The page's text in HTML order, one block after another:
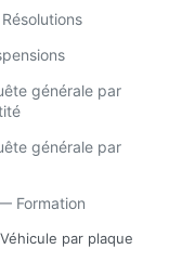
générale par
générale par
Formation
par plaque